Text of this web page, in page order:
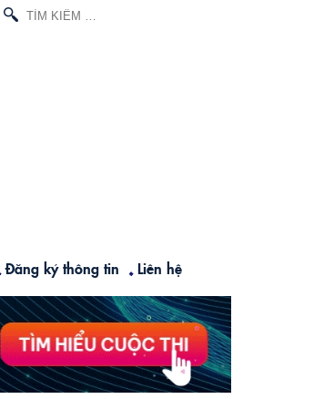
TÌM
KIẾM
Đăng ký thông tin Liên hệ